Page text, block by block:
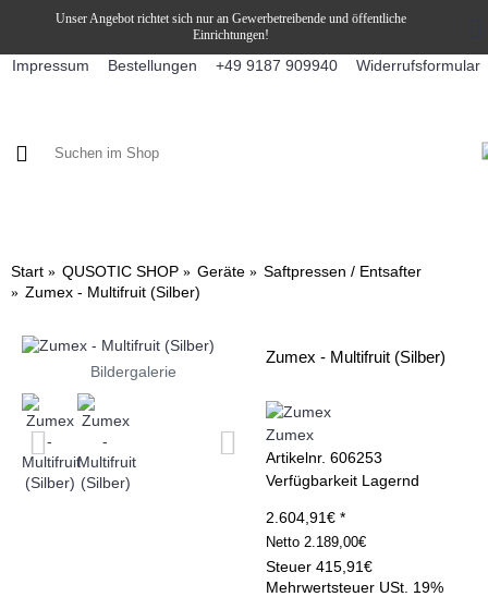
Unser Angebot richtet sich nur an Gewerbetreibende und öffentliche
Einrichtungen!
Impressum Bestellungen +49 9187 909940 Widerrufsformular
Start QUSOTIC SHOP Geräte
Saftpressen / Entsafter
Zumex - Multifruit (Silber)
Bildergalerie
Zumex - Multifruit (Silber)
Zumex
Artikelnr. 606253
Verfügbarkeit Lagernd
2.604,91€ *
Netto 2.189,00€
Steuer 415,91€
Mehrwertsteuer USt. 19%